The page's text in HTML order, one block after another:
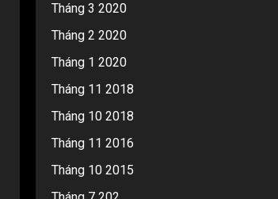
Tháng 3 2020
Tháng 2 2020
Tháng 1 2020
Tháng 11 2018
Tháng 10 2018
Tháng 11 2016
Tháng 10 2015